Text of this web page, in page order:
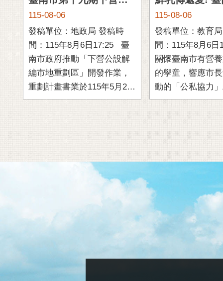
臺南市第十九期下營公設解編市地重劃土地所有權人說明會完成，為地方注入發展新活力
115-08-06
南市政府推動「下營公設解
編市地重劃區」開發作業，
重劃計畫書業於115年5月27
日經內政部核定通過後，於
115-08-06
關懷臺南市有營
動的「公私協力
立法委員林俊憲
筱薇的促成下，
...更多